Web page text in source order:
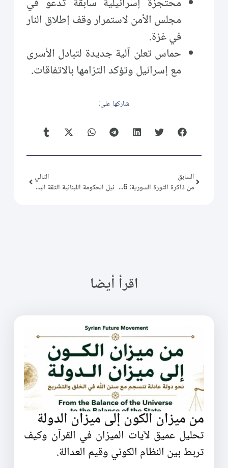
مجلس الأمن لاستمرار وقف إطلاق النار
في غزة.
حماس تعلن آلية جديدة لتبادل الأسرى
مع إسرائيل وتؤكد التزامها بالاتفاقات.
شاركها على:
السابق
من ذاكرة الثورة السورية: 2013/02/26
التالي
نيل الحكومة اللبنانية الثقة البرلمانية
اقرأ أيضا
من ميزان الكون إلى ميزان الدولة
تحليل عميق لآيات الميزان في القرآن وكيف
تربط بين النظام الكوني وقيم العدالة.